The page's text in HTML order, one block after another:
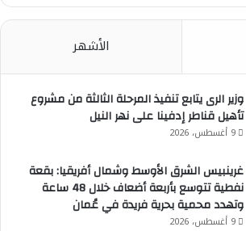
الأشهر
وزير الرى يتابع تنفيذ المرحلة الثالثة من مشروع
تأهيل قناطر إدفينا على نهر النيل
9 أغسطس، 2026
غرينبيس الشرق الأوسط وشمال أفريقيا: بقعة
نفطية تتوسع بأربعة أضعاف خلال 48 ساعة
وتهدد محمية بحرية فريدة في عُمان
9 أغسطس، 2026